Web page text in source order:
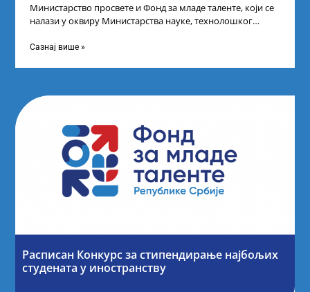
Министарство просвете и Фонд за младе таленте, који се
налази у оквиру Министарства науке, технолошког
Сазнај више »
Расписан Конкурс за стипендирање најбољих
студената y иностранству